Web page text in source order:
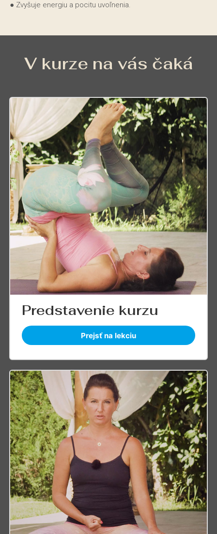
● Zvyšuje energiu a pocitu uvoľnenia.
V kurze na vás čaká
Predstavenie kurzu
Prejsť na lekciu